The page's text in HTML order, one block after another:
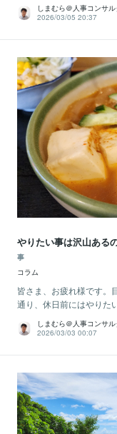
しまむら＠人事コンサル
2026/03/05 20:37
やりたい事は沢山ある
事
コラム
皆さま、お疲れ様です。
通り、休日前にはやりた
しまむら＠人事コンサル
2026/03/03 00:07